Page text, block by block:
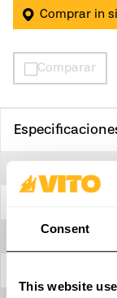
Consent
This website
Comprar in
Comparar
Ancho